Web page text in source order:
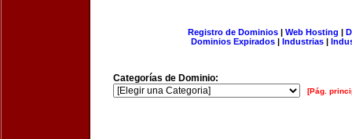
Registro de Dominios| Web Hosting |
Dominios Expirados | Industrias |
Categorías de Dominio:
[Pág.